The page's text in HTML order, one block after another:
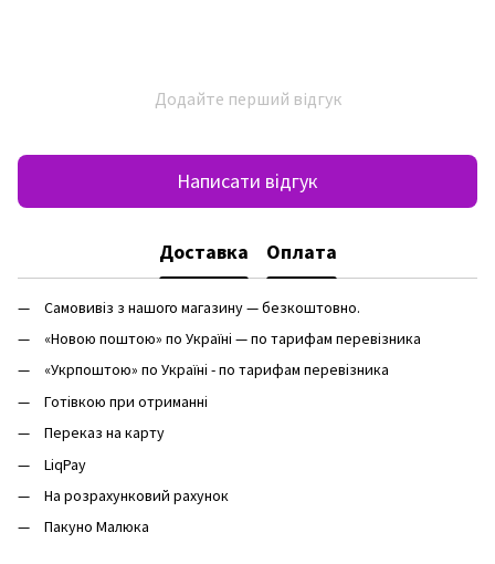
Додайте перший відгук
Написати відгук
Доставка Оплата
Самовивіз з нашого магазину — безкоштовно.
«Новою поштою» по Україні — по тарифам перевізника
«Укрпоштою» по Україні - по тарифам перевізника
Готівкою при отриманні
Переказ на карту
LiqPay
На розрахунковий рахунок
Пакуно Малюка